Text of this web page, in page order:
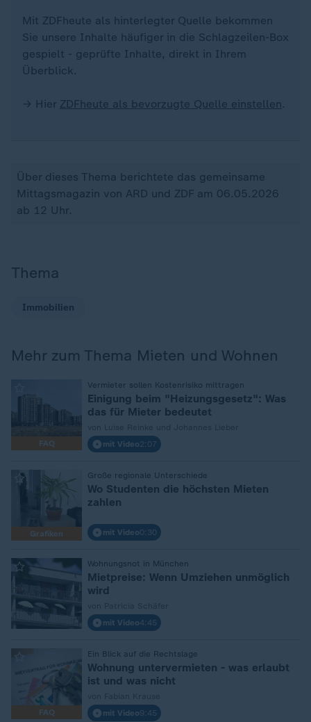
Mit ZDFheute als hinterlegter Quelle bekommen
Sie unsere Inhalte häufiger in die Schlagzeilen-Box
gespielt - geprüfte Inhalte, direkt in Ihrem
Überblick.
→ Hier ZDFheute als bevorzugte Quelle einstellen.
Über dieses Thema berichtete das gemeinsame
Mittagsmagazin von ARD und ZDF am 06.05.2026
ab 12 Uhr.
Thema
Immobilien
Mehr zum Thema Mieten und Wohnen
FAQ
Vermieter sollen Kostenrisiko mittragen
Einigung beim "Heizungsgesetz": Was
das für Mieter bedeutet
mit Video2:07
Grafiken
Große regionale Unterschiede
Wo Studenten die höchsten Mieten
zahlen
mit Video0:30
Wohnungsnot in München
:
Mietpreise: Wenn Umziehen unmöglich
wird
mit Video4:45
FAQ
Ein Blick auf die Rechtslage
Wohnung untervermieten - was erlaubt
ist und was nicht
mit Video9:45